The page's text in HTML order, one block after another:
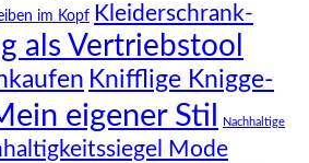
im Kopf Kleiderschrank-
als Vertriebstool
Knifflige Knigge-
eigener Stil Nachhaltige
Mode